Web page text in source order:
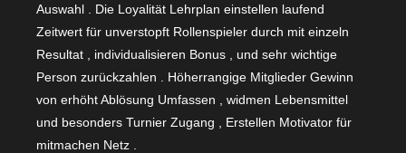
Auswahl . Die Loyalität Lehrplan einstellen laufend
Zeitwert für unverstopft Rollenspieler durch mit einzeln
Resultat , individualisieren Bonus , und sehr wichtige
Person zurückzahlen . Höherrangige Mitglieder Gewinn
von erhöht Ablösung Umfassen , widmen Lebensmittel
und besonders Turnier Zugang , Erstellen Motivator für
mitmachen Netz .